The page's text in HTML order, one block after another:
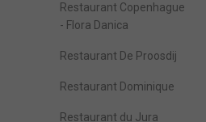
Restaurant Copenhague
- Flora Danica
Restaurant De Proosdij
Restaurant Dominique
Restaurant du Jura